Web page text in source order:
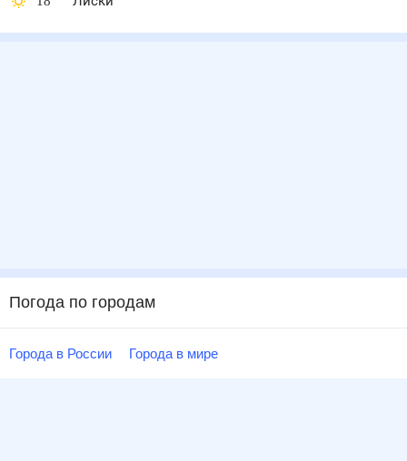
Погода по городам
Города в России Города в мире